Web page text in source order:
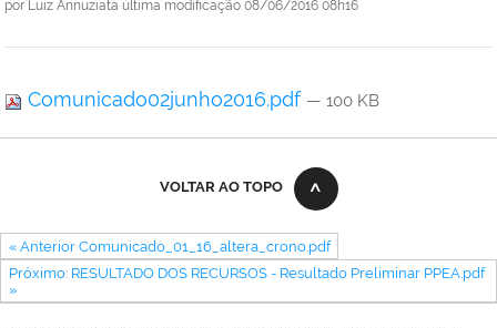
por Luiz Annuziata última modificação 08/06/2016 08h16
Comunicado02junho2016.pdf — 100 KB
VOLTAR AO TOPO
« Anterior Comunicado_01_16_altera_crono.pdf
Próximo: RESULTADO DOS RECURSOS - Resultado Preliminar PPEA.pdf
»